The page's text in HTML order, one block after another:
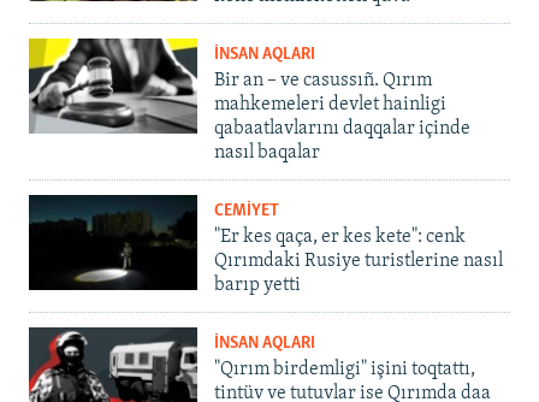
İNSAN AQLARI
Bir an – ve casussıñ. Qırım
mahkemeleri devlet hainligi
qabaatlavlarını daqqalar içinde
nasıl baqalar
CEMİYET
"Er kes qaça, er kes kete": cenk
Qırımdaki Rusiye turistlerine nasıl
barıp yetti
İNSAN AQLARI
"Qırım birdemligi" işini toqtattı,
tintüv ve tutuvlar ise Qırımda daa